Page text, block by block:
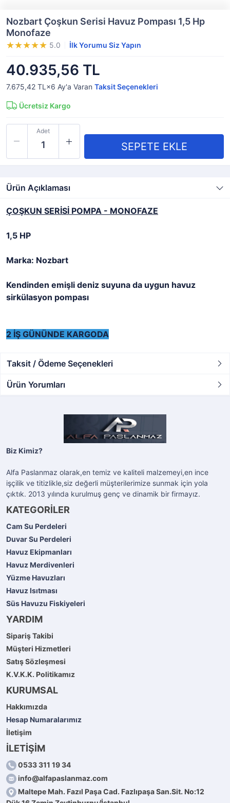
Nozbart Çoşkun Serisi Havuz Pompası 1,5 Hp
Monofaze
5.0 İlk Yorumu Siz Yapın
40.935,56 TL
7.675,42 TL×6 Ay'a Varan Taksit Seçenekleri
Ücretsiz Kargo
Adet
Ürün Açıklaması
ÇOŞKUN SERİSİ POMPA - MONOFAZE
1,5 HP
Marka: Nozbart
Kendinden emişli deniz suyuna da uygun havuz
sirkülasyon pompası
2 İŞ GÜNÜNDE KARGODA
Taksit / Ödeme Seçenekleri
Ürün Yorumları
Biz Kimiz?
Alfa Paslanmaz olarak,en temiz ve kaliteli malzemeyi,en ince
işçilik ve titizlikle,siz değerli müşterilerimize sunmak için yola
çıktık. 2013 yılında kurulmuş genç ve dinamik bir firmayız.
KATEGORİLER
Cam Su Perdeleri
Duvar Su Perdeleri
Havuz Ekipmanları
Havuz Merdivenleri
Yüzme Havuzları
Havuz Isıtması
Süs Havuzu Fiskiyeleri
YARDIM
Sipariş Takibi
Müşteri Hizmetleri
Satış Sözleşmesi
K.V.K.K. Politikamız
KURUMSAL
Hakkımızda
Hesap Numaralarımız
İletişim
İLETİŞİM
0533 311 19 34
info@alfapaslanmaz.com
Maltepe Mah. Fazıl Paşa Cad. Fazlıpaşa San.Sit. No:12